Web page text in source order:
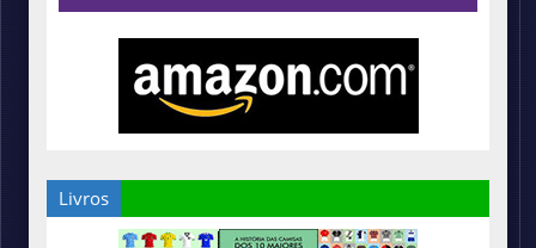
Livros